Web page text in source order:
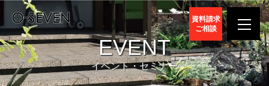
資料請求
ご相談
EVENT
イベント・セミナー